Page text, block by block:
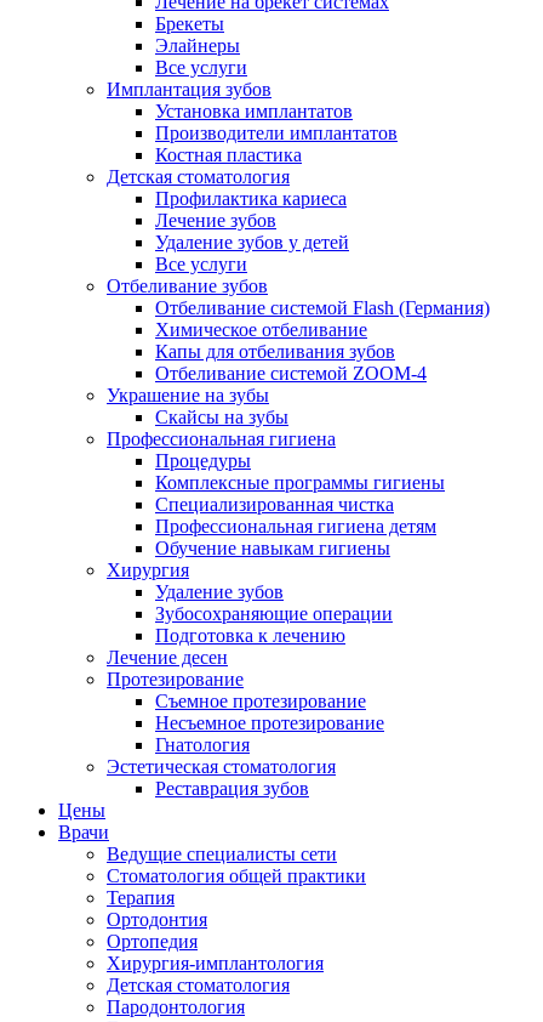
Брекеты
Элайнеры
Все услуги
Имплантация зубов
Установка имплантатов
Производители имплантатов
Костная пластика
Детская стоматология
Профилактика кариеса
Лечение зубов
Удаление зубов у детей
Все услуги
Отбеливание зубов
Отбеливание системой Flash (Германия)
Химическое отбеливание
Капы для отбеливания зубов
Отбеливание системой ZOOM-4
Украшение на зубы
Скайсы на зубы
Профессиональная гигиена
Процедуры
Комплексные программы гигиены
Специализированная чистка
Профессиональная гигиена детям
Обучение навыкам гигиены
Хирургия
Удаление зубов
Зубосохраняющие операции
Подготовка к лечению
Лечение десен
Протезирование
Съемное протезирование
Несъемное протезирование
Гнатология
Эстетическая стоматология
Реставрация зубов
Цены
Врачи
Ведущие специалисты сети
Стоматология общей практики
Терапия
Ортодонтия
Ортопедия
Хирургия-имплантология
Детская стоматология
Пародонтология